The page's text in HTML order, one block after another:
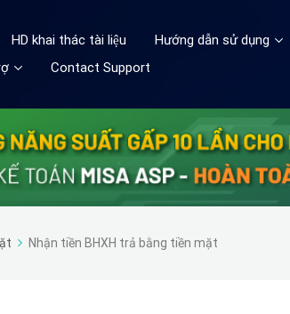
HD khai thác tài liệu Hướng dẫn sử dụng
Contact Support
Nhận tiền BHXH trả bằng tiền mặt